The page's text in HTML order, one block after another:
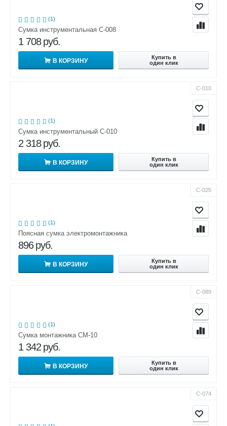
(1)
Сумка инструментальная С-008
1 708 руб.
В КОРЗИНУ
Купить в
один клик
С-010
(1)
Сумка инструментальный С-010
2 318 руб.
В КОРЗИНУ
Купить в
один клик
С-025
(1)
Поясная сумка электромонтажника
896 руб.
В КОРЗИНУ
Купить в
один клик
С-089
(1)
Сумка монтажника СМ-10
1 342 руб.
В КОРЗИНУ
Купить в
один клик
С-074